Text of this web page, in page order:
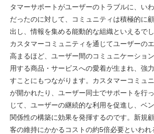
タマーサポートがユーザーのトラブルに、い
だったのに対して、コミュニティは積極的に
出し、情報を集める能動的な組織といえるでし
カスタマーコミュニティを通じてユーザーの
高まるほど、ユーザー間のコミュニケーショ
用する商品・サービスへの愛着が生まれ、強
すことにもつながります。カスタマーコミュ
が開かれたり、ユーザー同士でサポートを行
じて、ユーザーの継続的な利用を促進し、ベ
関係性の構築に効果を発揮するのです。新規
客の維持にかかるコストの約5倍必要といわれ